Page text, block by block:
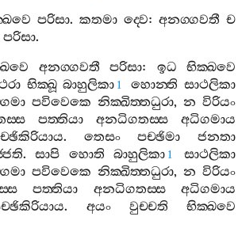
පරිසා. කතමා ද‍්වෙ:අනග‍්ගවතී ච
පරිසා.
අනග‍්ගවතී පරිසා: ඉධ
භික‍්ඛවෙ
භික‍්ඛූ බාහුලිකා 1 හොන‍්ති සාථලිකා
පවිවෙකෙ නික‍්ඛිත‍්තධුරා, න විරියං
පත‍්තියා අනධිගතස‍්ස
අධිගමාය
. තෙසං පච‍්ඡිමා
ජනතා
.සාපි හොති බාහුලිකා 1
සාථලිකා
පවිවෙකෙ නික‍්ඛිත‍්තධුරා, න විරියං
පත‍්තියා අනධිගතස‍්ස
අධිගමාය
. අයං වුච‍්චති
භික‍්ඛවෙ